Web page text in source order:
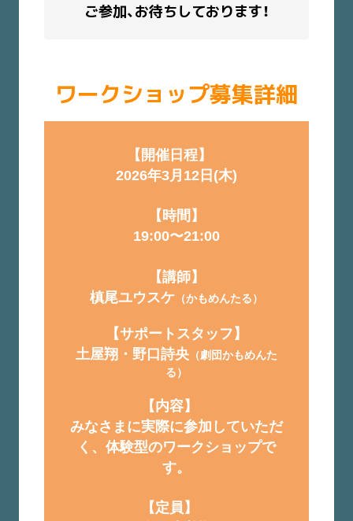
ご参加、お待ちしております！
ワークショップ募集詳細
【開催日程】
2026年3月12日(木)
【時間】
19:00〜21:00
【講師】
槙尾ユウスケ （かもめんたる）
【サポートスタッフ】
土屋翔・野口詩央 （劇団かもめんた
る）
【内容】
みなさまに実際に参加していただ
く、体験型のワークショップで
す。
【定員】